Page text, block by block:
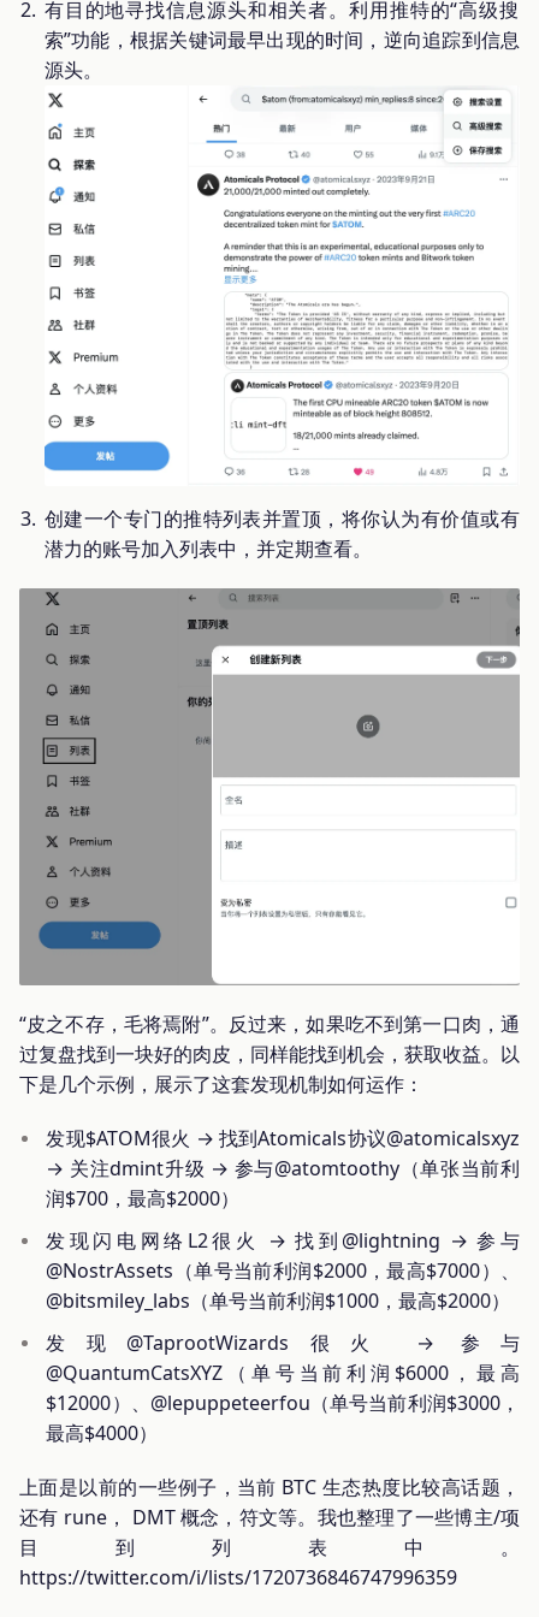
有目的地寻找信息源头和相关者。利用推特的“高级搜
索”功能，根据关键词最早出现的时间，逆向追踪到信息
源头。
创建一个专门的推特列表并置顶，将你认为有价值或有
潜力的账号加入列表中，并定期查看。
“皮之不存，毛将焉附”。反过来，如果吃不到第一口肉，通
过复盘找到一块好的肉皮，同样能找到机会，获取收益。以
下是几个示例，展示了这套发现机制如何运作：
发现$ATOM很火 → 找到Atomicals协议@atomicalsxyz
→ 关注dmint升级 → 参与@atomtoothy（单张当前利
润$700，最高$2000）
发现闪电网络L2很火 → 找到@lightning → 参与
@NostrAssets（单号当前利润$2000，最高$7000）、
@bitsmiley_labs（单号当前利润$1000，最高$2000）
发现@TaprootWizards很火 → 参与
@QuantumCatsXYZ（单号当前利润$6000，最高
$12000）、@lepuppeteerfou（单号当前利润$3000，
最高$4000）
上面是以前的一些例子，当前 BTC 生态热度比较高话题，
还有 rune， DMT 概念，符文等。我也整理了一些博主/项
目到列表中。
https://twitter.com/i/lists/1720736846747996359